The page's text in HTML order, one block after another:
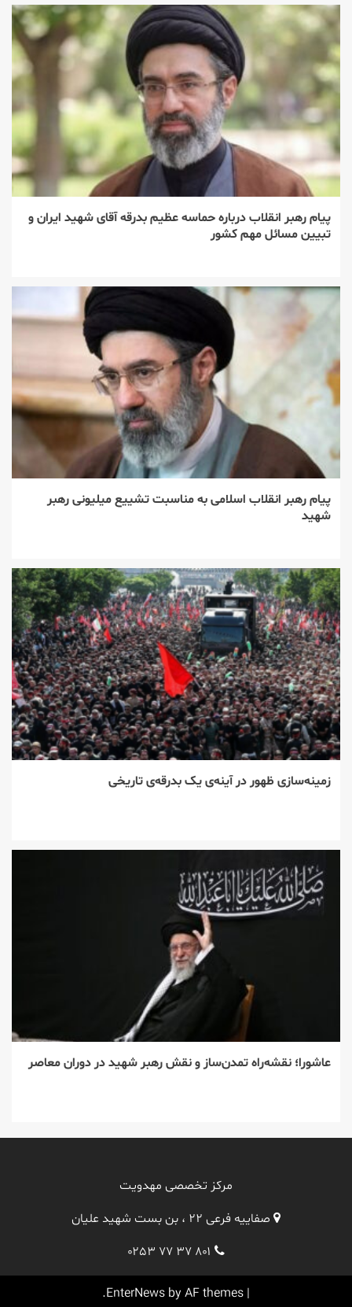
پیام رهبر انقلاب درباره حماسه عظیم بدرقه آقای شهید ایران و
تبیین مسائل مهم کشور
پیام رهبر انقلاب اسلامی به مناسبت تشییع میلیونی رهبر
شهید
زمینه‌سازی ظهور در آینه‌ی یک بدرقه‌ی تاریخی
عاشورا؛ نقشه‌راه تمدن‌ساز و نقش رهبر شهید در دوران معاصر
مرکز تخصصی مهدویت
صفاییه فرعی ۲۲ ، بن بست شهید علیان
۰۲۵۳ ۷۷ ۳۷ ۸۰۱
|
EnterNews by AF themes.